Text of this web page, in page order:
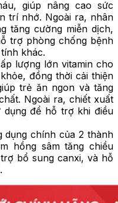
giúp nâng cao sức
trí nhớ. Ngoài ra, nhân
tăng cường miễn dịch,
trợ phòng chống bệnh
khác.
lượng lớn vitamin cho
đồng thời cải thiện
trẻ ăn ngon và tăng
Ngoài ra, chiết xuất
để hỗ trợ khi điều
dụng chính của 2 thành
hồng sâm tăng chiều
bổ sung canxi, và hỗ